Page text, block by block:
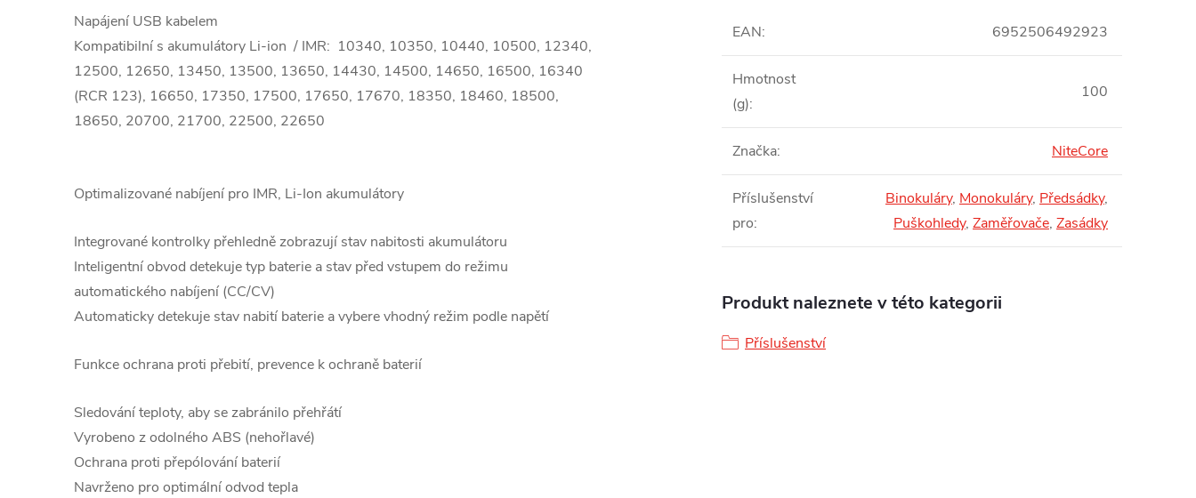
Napájení USB kabelem
Kompatibilní s akumulátory Li-ion / IMR: 10340, 10350, 10440, 10500, 12340,
12500, 12650, 13450, 13500, 13650, 14430, 14500, 14650, 16500, 16340
(RCR 123), 16650, 17350, 17500, 17650, 17670, 18350, 18460, 18500,
18650, 20700, 21700, 22500, 22650
Optimalizované nabíjení pro IMR, Li-Ion akumulátory
Integrované kontrolky přehledně zobrazují stav nabitosti akumulátoru
Inteligentní obvod detekuje typ baterie a stav před vstupem do režimu
automatického nabíjení (CC/CV)
Automaticky detekuje stav nabití baterie a vybere vhodný režim podle napětí
Funkce ochrana proti přebití, prevence k ochraně baterií
Sledování teploty, aby se zabránilo přehřátí
Vyrobeno z odolného ABS (nehořlavé)
Ochrana proti přepólování baterií
Navrženo pro optimální odvod tepla
EAN: 6952506492923
Hmotnost
(g):
100
Značka: NiteCore
Příslušenství
pro:
Binokuláry, Monokuláry, Předsádky,
Puškohledy, Zaměřovače, Zasádky
Produkt naleznete v této kategorii
Příslušenství